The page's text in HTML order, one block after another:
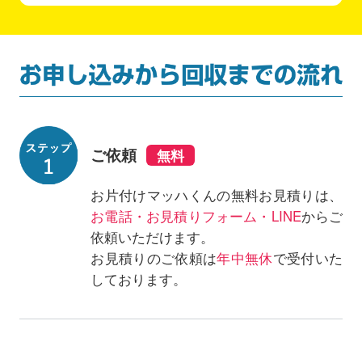
ご依頼
お片付けマッハくんの無料お見積りは、
お電話・お見積りフォーム・LINEからご
依頼いただけます。
お見積りのご依頼は年中無休で受付いた
しております。